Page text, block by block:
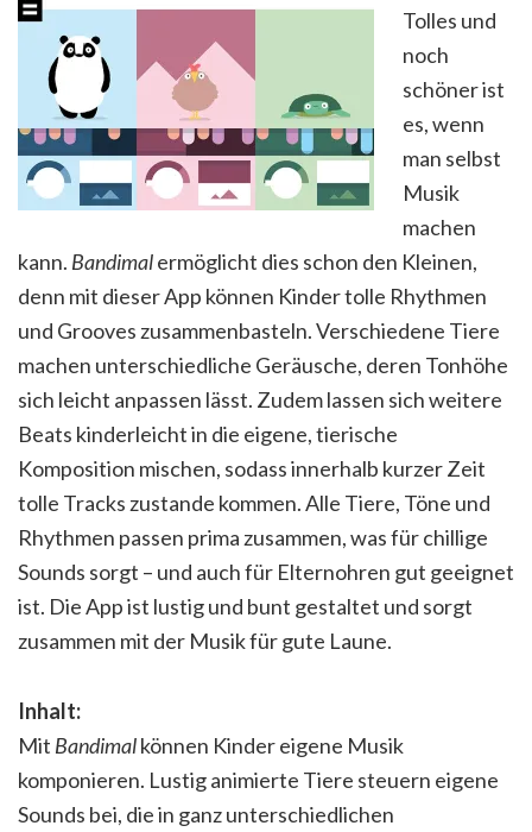
Tolles und
noch
schöner ist
es, wenn
man selbst
Musik
machen
kann. Bandimalermöglicht dies schon den Kleinen,
denn mit dieser App können Kinder tolle Rhythmen
und Grooves zusammenbasteln. Verschiedene Tiere
machen unterschiedliche Geräusche, deren Tonhöhe
sich leicht anpassen lässt. Zudem lassen sich weitere
Beats kinderleicht in die eigene, tierische
Komposition mischen, sodass innerhalb kurzer Zeit
tolle Tracks zustande kommen. Alle Tiere, Töne und
Rhythmen passen prima zusammen, was für chillige
Sounds sorgt – und auch für Elternohren gut geeignet
ist. Die App ist lustig und bunt gestaltet und sorgt
zusammen mit der Musik für gute Laune.
Inhalt:
Mit Bandimalkönnen Kinder eigene Musik
komponieren. Lustig animierte Tiere steuern eigene
Sounds bei, die in ganz unterschiedlichen